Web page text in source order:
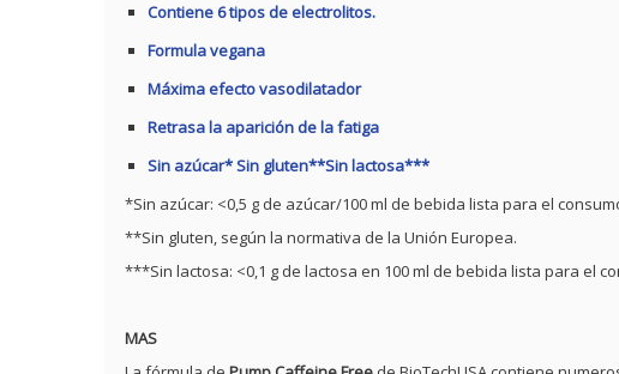
Contiene 6 tipos de electrolitos.
Formula vegana
Máxima efecto vasodilatador
Retrasa la aparición de la fatiga
Sin azúcar* Sin gluten**Sin lactosa***
*Sin azúcar: <0,5 g de azúcar/100 ml de bebida lista para el
**Sin gluten, según la normativa de la Unión Europea.
***Sin lactosa: <0,1 g de lactosa en 100 ml de bebida lista para el
MAS